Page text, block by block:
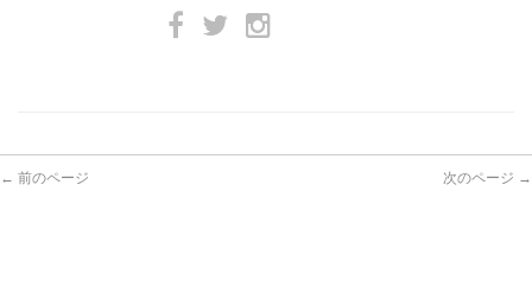
← 前のページ 次のページ →